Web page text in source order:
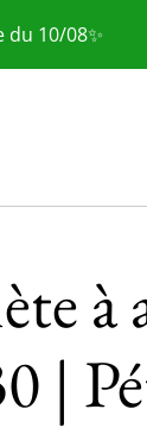
10/08✨
à
|